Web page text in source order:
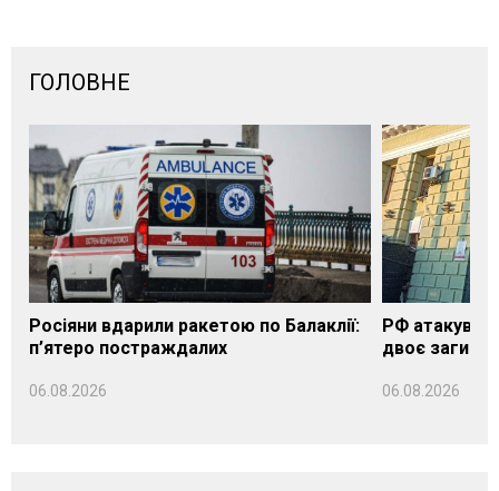
ГОЛОВНЕ
Росіяни вдарили ракетою по Балаклії:
п’ятеро постраждалих
06.08.2026
РФ
двоє
06.08.2026